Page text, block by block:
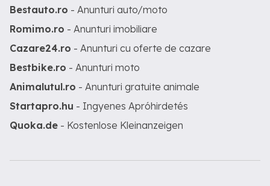
Bestauto.ro - Anunturi auto/moto
Romimo.ro - Anunturi imobiliare
Cazare24.ro - Anunturi cu oferte de cazare
Bestbike.ro - Anunturi moto
Animalutul.ro - Anunturi gratuite animale
Startapro.hu - Ingyenes Apróhirdetés
Quoka.de - Kostenlose Kleinanzeigen